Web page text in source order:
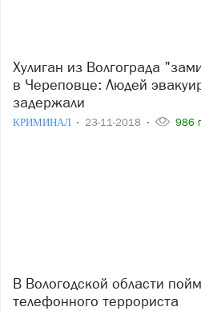
Хулиган из Волгограда "заминировал" жилой дом
в Череповце: Людей
задержали
КРИМИНАЛ 23-11-2018 986
В Вологодской области поймали 13-летнего
телефонного террориста